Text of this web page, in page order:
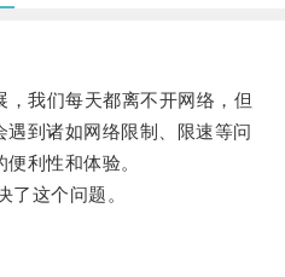
我们每天都离不开网络，但
到诸如网络限制、限速等问
利性和体验。
这个问题。